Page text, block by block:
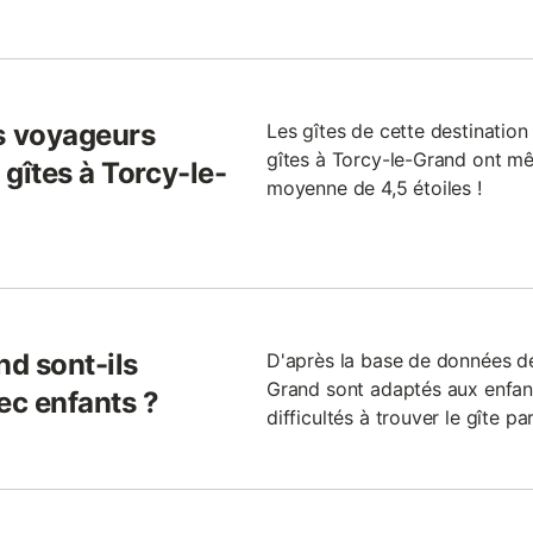
voyageurs
à Torcy-le-
Les gîtes de cette
gîtes à Torcy-le-Grand ont
moyenne de 4,5 étoiles !
sont-ils
enfants ?
D'après la base de données
Grand sont adaptés aux
difficultés à trouver le gîte